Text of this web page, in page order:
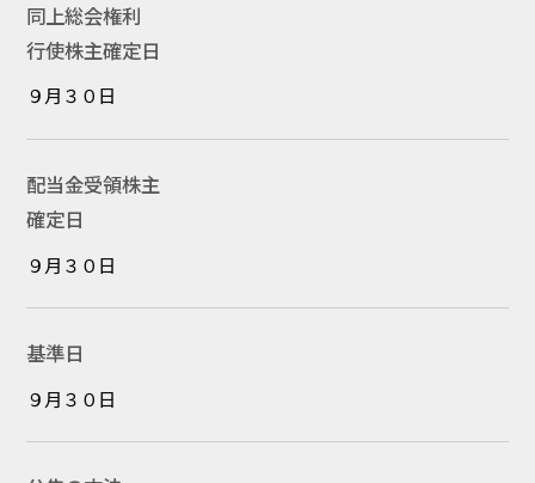
同上総会権利
行使株主確定日
９月３０日
配当金受領株主
確定日
９月３０日
基準日
９月３０日